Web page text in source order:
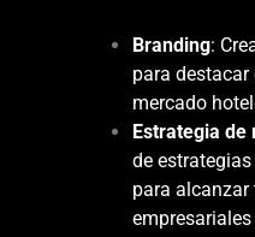
Branding:
para
mercado
Estrategia de
de
para